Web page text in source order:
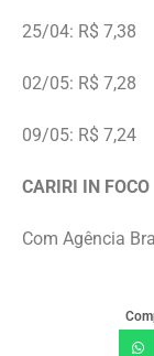
25/04: R$ 7,38
02/05: R$ 7,28
09/05: R$ 7,24
CARIRI IN FOCO
Com Agência